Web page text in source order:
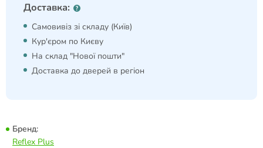
Доставка:
Самовивіз зі складу (Київ)
Кур'єром по Києву
На склад "Нової пошти"
Доставка до дверей в регіон
Бренд:
Reflex Plus